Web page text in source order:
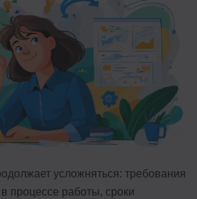
усложняться: требования
процессе работы, сроки